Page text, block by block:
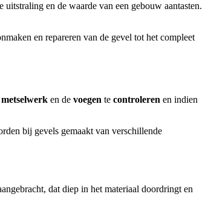
uitstraling en de waarde van een gebouw aantasten.
en repareren van de gevel tot het compleet
metselwerk en de voegen te controleren en indien
bij gevels gemaakt van verschillende
dat diep in het materiaal doordringt en